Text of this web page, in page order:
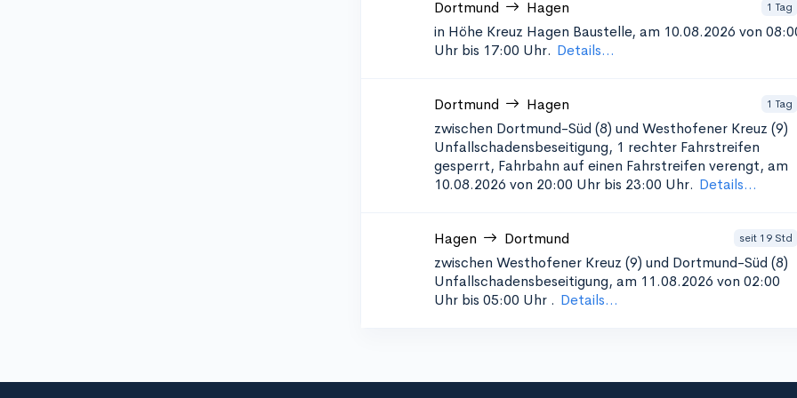
Dortmund Hagen 1 Tag
in Höhe Kreuz Hagen Baustelle, am 10.08.2026 von
Uhr bis 17:00 Uhr. Details...
Dortmund Hagen 1 Tag
zwischen Dortmund-Süd (8) und Westhofener Kreuz (9)
Unfallschadensbeseitigung, 1 rechter Fahrstreifen
gesperrt, Fahrbahn auf einen Fahrstreifen verengt, am
10.08.2026 von 20:00 Uhr bis 23:00 Uhr. Details...
Hagen Dortmund seit 19 Std
zwischen Westhofener Kreuz (9) und Dortmund-Süd (8)
Unfallschadensbeseitigung, am 11.08.2026 von 02:00
Uhr bis 05:00 Uhr . Details...